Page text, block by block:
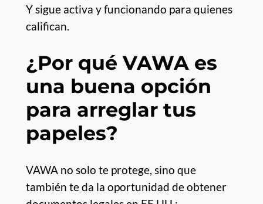
Y sigue activa y funcionando para quienes
califican.
¿Por qué VAWA es
una buena opción
para arreglar tus
papeles?
VAWA no solo te protege, sino que
también te da la oportunidad de obtener